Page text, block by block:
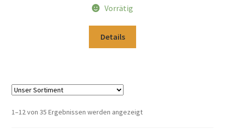
Vorrätig
Details
1–12 von 35 Ergebnissen werden angezeigt